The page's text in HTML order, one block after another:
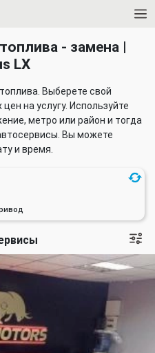
- замена |
LX
Выберете свой
на услугу. Используйте
метро или район и тогда
Вы можете
и время.